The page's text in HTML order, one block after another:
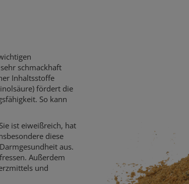
schmackhaft
Inhaltsstoffe
fördert die
So kann
ist eiweißreich, hat
diese
aus.
Außerdem
und